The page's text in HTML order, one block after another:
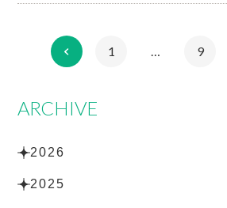
1 … 9
ARCHIVE
2026
2025